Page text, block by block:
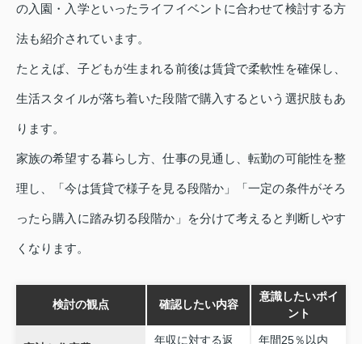
の入園・入学といったライフイベントに合わせて検討する方
法も紹介されています。
たとえば、子どもが生まれる前後は賃貸で柔軟性を確保し、
生活スタイルが落ち着いた段階で購入するという選択肢もあ
ります。
家族の希望する暮らし方、仕事の見通し、転勤の可能性を整
理し、「今は賃貸で様子を見る段階か」「一定の条件がそろ
ったら購入に踏み切る段階か」を分けて考えると判断しやす
くなります。
検討の観点 確認したい内容
意識したいポイ
ント
年収に対する返 年間25％以内